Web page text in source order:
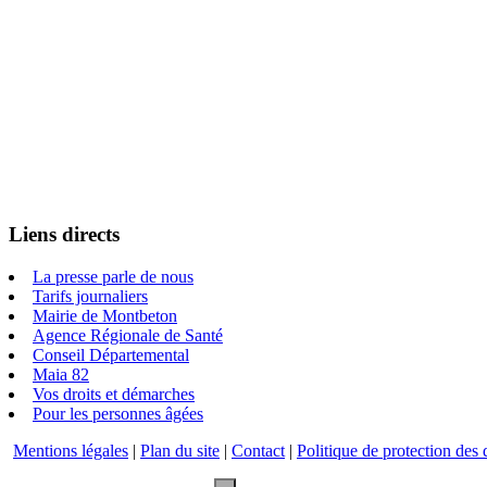
Liens directs
La presse parle de nous
Tarifs journaliers
Mairie de Montbeton
Agence Régionale de Santé
Conseil Départemental
Maia 82
Vos droits et démarches
Pour les personnes âgées
Mentions légales | Plan du site | Contact | Politique de protection des